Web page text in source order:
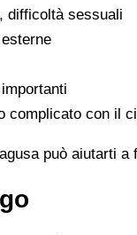
difficoltà sessuali
complicato con il
può aiutarti a